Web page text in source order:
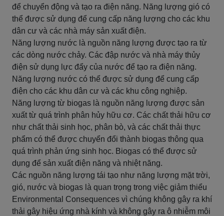
để chuyển động và tạo ra điện năng. Năng lượng gió có
thể được sử dụng để cung cấp năng lượng cho các khu
dân cư và các nhà máy sản xuất điện.
Năng lượng nước là nguồn năng lượng được tạo ra từ
các dòng nước chảy. Các đập nước và nhà máy thủy
điện sử dụng lực đẩy của nước để tạo ra điện năng.
Năng lượng nước có thể được sử dụng để cung cấp
điện cho các khu dân cư và các khu công nghiệp.
Năng lượng từ biogas là nguồn năng lượng được sản
xuất từ quá trình phân hủy hữu cơ. Các chất thải hữu cơ
như chất thải sinh học, phân bò, và các chất thải thực
phẩm có thể được chuyển đổi thành biogas thông qua
quá trình phản ứng sinh học. Biogas có thể được sử
dụng để sản xuất điện năng và nhiệt năng.
Các nguồn năng lượng tái tạo như năng lượng mặt trời,
gió, nước và biogas là quan trọng trong việc giảm thiểu
Environmental Consequences vì chúng không gây ra khí
thải gây hiệu ứng nhà kính và không gây ra ô nhiễm môi